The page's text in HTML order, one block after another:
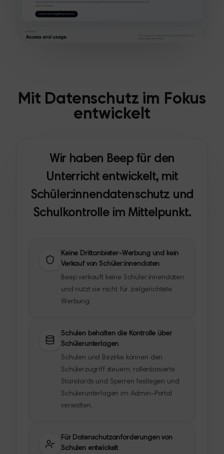
Mit Datenschutz im Fokus
entwickelt
Wir haben Beep für den
Unterricht entwickelt, mit
Schüler:innendatenschutz und
Schulkontrolle im Mittelpunkt.
Keine Drittanbieter-Werbung und kein
Verkauf von Schüler:innendaten
Beep verkauft keine Schüler:innendaten
und nutzt sie nicht für zielgerichtete
Werbung.
Schulen behalten die Kontrolle über
Schülerunterlagen
Schulen und Bezirke können den
Schülerzugriff steuern, rollenbasierte
Standards und Sperren festlegen und
Schülerunterlagen im Admin-Portal
verwalten.
Für Datenschutzanforderungen von
Schulen entwickelt